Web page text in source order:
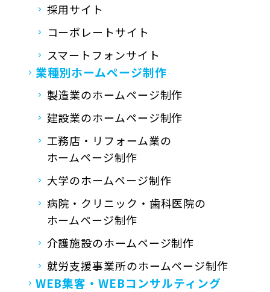
採用サイト
コーポレートサイト
スマートフォンサイト
業種別ホームページ制作
製造業のホームページ制作
建設業のホームページ制作
工務店・リフォーム業の
ホームページ制作
大学のホームページ制作
病院・クリニック・歯科医院の
ホームページ制作
介護施設のホームページ制作
就労支援事業所のホームページ制作
WEB集客・WEBコンサルティング